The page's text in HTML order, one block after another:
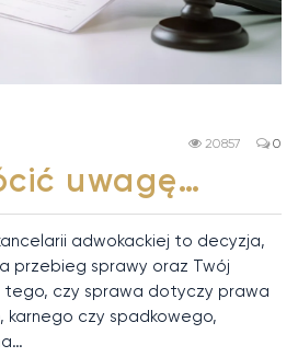
0
20857
uwagę…
adwokackiej to decyzja,
przebieg sprawy oraz Twój
tego, czy sprawa dotyczy prawa
karnego czy spadkowego,